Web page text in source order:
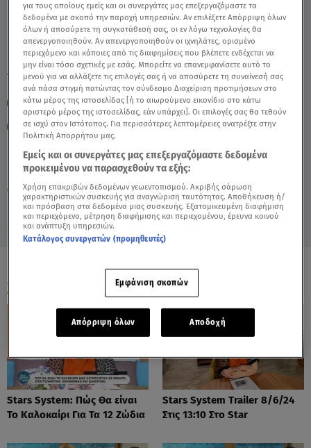
Κυριακή 9 Αυγούστου 2026
12.07.22, 12:33 ΖΩΔΙΑ
TAGS: ΙΧΘΥΣ ΖΩΔΙΑ ΑΣΗ ΜΠΗΛΙΟΥ ΑΣΗ ΜΠΗΛΙΟΥ
ΖΩΔΙΑ ΖΩΔΙΑ ΣΗΜΕΡΑ
ΑΣΤΡΟΛΟΓΙΚΕΣ ΠΡΟΒΛΕΨΕΙΣ
ΗΜΕΡΗΣΙΕΣ ΠΡΟΒΛΕΨΕΙΣ
ΟΛΑ ΤΑ ΒΙΝΤΕΟ
Stars System: Πώς Θα είναι
Το Καλοκαίρι Για Τα 12 Ζώδια
Stars System Trailer 8/6/24
Στις 13:10 Στο Star
για τους οποίους εμείς και οι συνεργάτες μας επεξεργαζόμαστε τα
δεδομένα με σκοπό την παροχή υπηρεσιών. Αν επιλέξετε Απόρριψη όλων
όλων ή αποσύρετε τη συγκατάθεσή σας, οι εν λόγω τεχνολογίες θα
απενεργοποιηθούν. Αν απενεργοποιηθούν οι ιχνηλάτες, ορισμένο
περιεχόμενο και κάποιες από τις διαφημίσεις που βλέπετε ενδέχεται να
μην είναι τόσο σχετικές με εσάς. Μπορείτε να επανεμφανίσετε αυτό το
μενού για να αλλάξετε τις επιλογές σας ή να αποσύρετε τη συναίνεσή σας
ανά πάσα στιγμή πατώντας τον σύνδεσμο Διαχείριση προτιμήσεων στο
κάτω μέρος της ιστοσελίδας [ή το αιωρούμενο εικονίδιο στο κάτω
αριστερό μέρος της ιστοσελίδας, εάν υπάρχει]. Οι επιλογές σας θα τεθούν
σε ισχύ στον Ιστότοπος. Για περισσότερες λεπτομέρειες ανατρέξτε στην
Πολιτική Απορρήτου μας.
Εμείς και οι συνεργάτες μας επεξεργαζόμαστε δεδομένα
προκειμένου να παρασχεθούν τα εξής:
Χρήση επακριβών δεδομένων γεωεντοπισμού. Ακριβής σάρωση
χαρακτηριστικών συσκευής για αναγνώριση ταυτότητας. Αποθήκευση ή/
και πρόσβαση στα δεδομένα μιας συσκευής. Εξατομικευμένη διαφήμιση
και περιεχόμενο, μέτρηση διαφήμισης και περιεχομένου, έρευνα κοινού
και ανάπτυξη υπηρεσιών.
Κατάλογος συνεργατών (προμηθευτές)
Εμφάνιση σκοπών
Απόρριψη όλων Αποδοχή